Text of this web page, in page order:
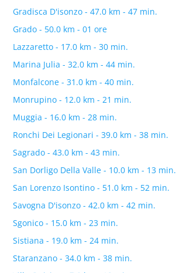
Gradisca D'isonzo - 47.0 km - 47 min.
Grado - 50.0 km - 01 ore
Lazzaretto - 17.0 km - 30 min.
Marina Julia - 32.0 km - 44 min.
Monfalcone - 31.0 km - 40 min.
Monrupino - 12.0 km - 21 min.
Muggia - 16.0 km - 28 min.
Ronchi Dei Legionari - 39.0 km - 38 min.
Sagrado - 43.0 km - 43 min.
San Dorligo Della Valle - 10.0 km - 13 min.
San Lorenzo Isontino - 51.0 km - 52 min.
Savogna D'isonzo - 42.0 km - 42 min.
Sgonico - 15.0 km - 23 min.
Sistiana - 19.0 km - 24 min.
Staranzano - 34.0 km - 38 min.